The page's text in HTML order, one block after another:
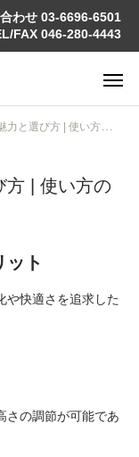
わせ 03-6696-6501
FAX 046-280-4443
方 | 使い方のコツも解説！
方 | 使い方の
ット
や快適さを追求した
さの調節が可能であ